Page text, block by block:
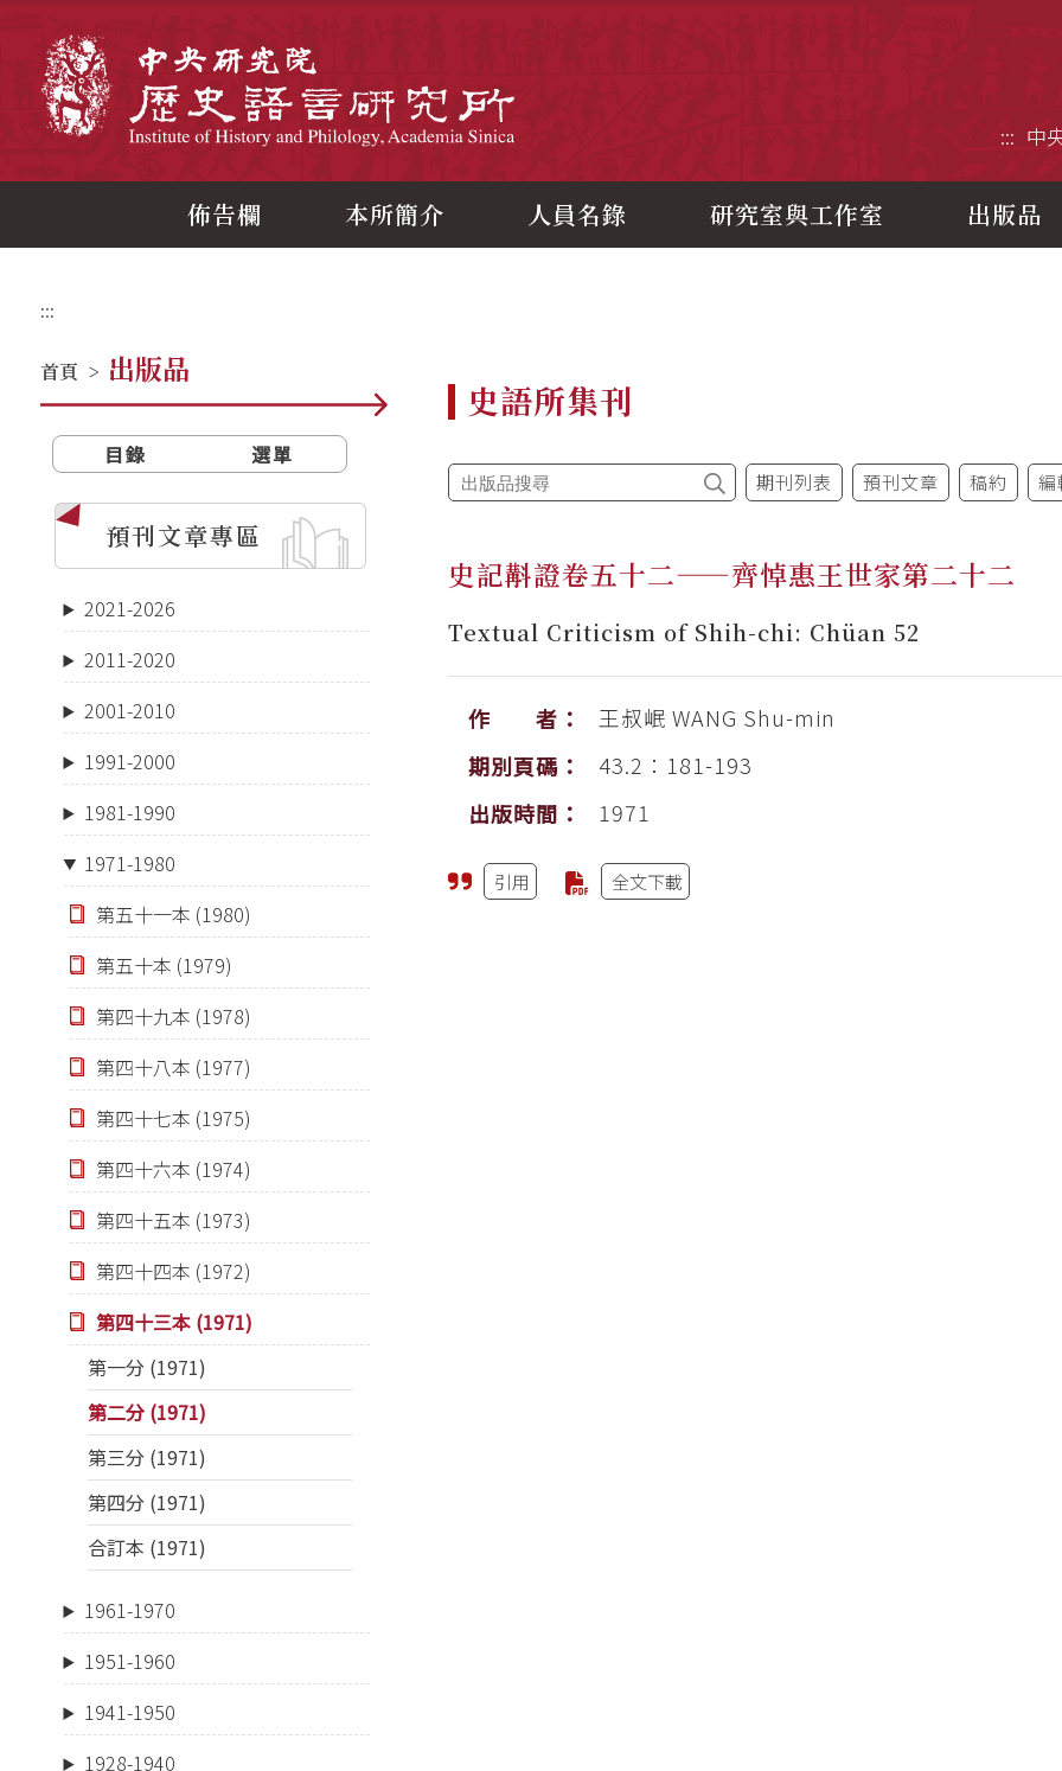
::: 中
佈告欄 本所簡介 人員名錄 研究室與工作室 出版品
:::
首頁 > 出版品
目錄 選單
預刊文章專區
2021-2026
2011-2020
2001-2010
1991-2000
1981-1990
1971-1980
第五十一本 (1980)
第五十本 (1979)
第四十九本 (1978)
第四十八本 (1977)
第四十七本 (1975)
第四十六本 (1974)
第四十五本 (1973)
第四十四本 (1972)
第四十三本 (1971)
第一分 (1971)
第二分 (1971)
第三分 (1971)
第四分 (1971)
合訂本 (1971)
1961-1970
1951-1960
1941-1950
1928-1940
史語所集刊
期刊列表 預刊文章 稿約 編
史記斠證卷五十二——齊悼惠王世家第二十二
Textual Criticism of Shih-chi: Chüan 52
作 者： 王叔岷WANG Shu-min
期別頁碼：
43.2：181-193
出版時間：
1971
引用 全文下載